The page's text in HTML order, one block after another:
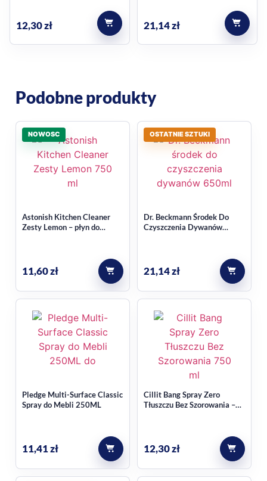
12,30zł 21,14zł
Podobne produkty
NOWOSC
Astonish Kitchen Cleaner
Zesty Lemon – płyn do
11,60zł
OSTATNIE SZTUKI
Dr. Beckmann Środek Do
Czyszczenia Dywanów
21,14zł
Pledge Multi-Surface Classic
Spray do Mebli 250ML
11,41zł
Cillit Bang Spray Zero
Tłuszczu Bez Szorowania –
12,30zł